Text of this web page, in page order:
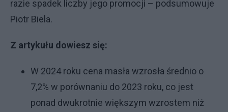
razie spadek liczby jego promocji – podsumowuje
Piotr Biela.
Z artykułu dowiesz się:
W 2024 roku cena masła wzrosła średnio o
7,2% w porównaniu do 2023 roku, co jest
ponad dwukrotnie większym wzrostem niż